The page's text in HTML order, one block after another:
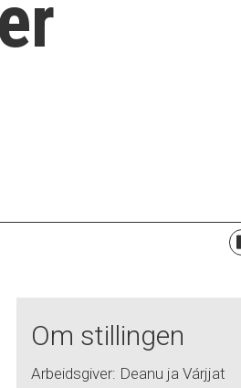
Om stillingen
Arbeidsgiver: Deanu ja Várjjat